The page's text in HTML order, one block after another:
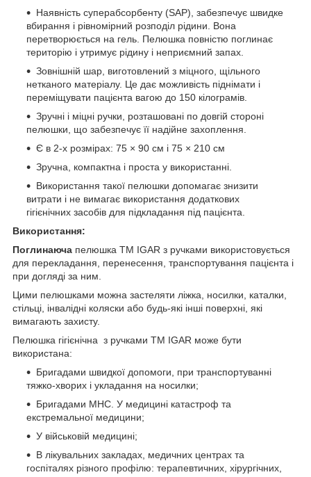
Наявність суперабсорбенту (SAP), забезпечує швидке
вбирання і рівномірний розподіл рідини. Вона
перетворюється на гель. Пелюшка повністю поглинає
територію і утримує рідину і неприємний запах.
Зовнішній шар, виготовлений з міцного, щільного
нетканого матеріалу. Це дає можливість піднімати і
переміщувати пацієнта вагою до 150 кілограмів.
Зручні і міцні ручки, розташовані по довгій стороні
пелюшки, що забезпечує її надійне захоплення.
Є в 2-х розмірах: 75 × 90 см і 75 × 210 см
Зручна, компактна і проста у використанні.
Використання такої пелюшки допомагає знизити
витрати і не вимагає використання додаткових
гігієнічних засобів для підкладання під пацієнта.
Використання:
Поглинаюча пелюшка ТМ IGAR з ручками використовується
для перекладання, перенесення, транспортування пацієнта і
при догляді за ним.
Цими пелюшками можна застеляти ліжка, носилки, каталки,
стільці, інвалідні коляски або будь-які інші поверхні, які
вимагають захисту.
Пелюшка гігієнічна з ручками ТМ IGAR може бути
використана:
Бригадами швидкої допомоги, при транспортуванні
тяжко-хворих і укладання на носилки;
Бригадами МНС. У медицині катастроф та
екстремальної медицини;
У військовій медицині;
В лікувальних закладах, медичних центрах та
госпіталях різного профілю: терапевтичних, хірургічних,